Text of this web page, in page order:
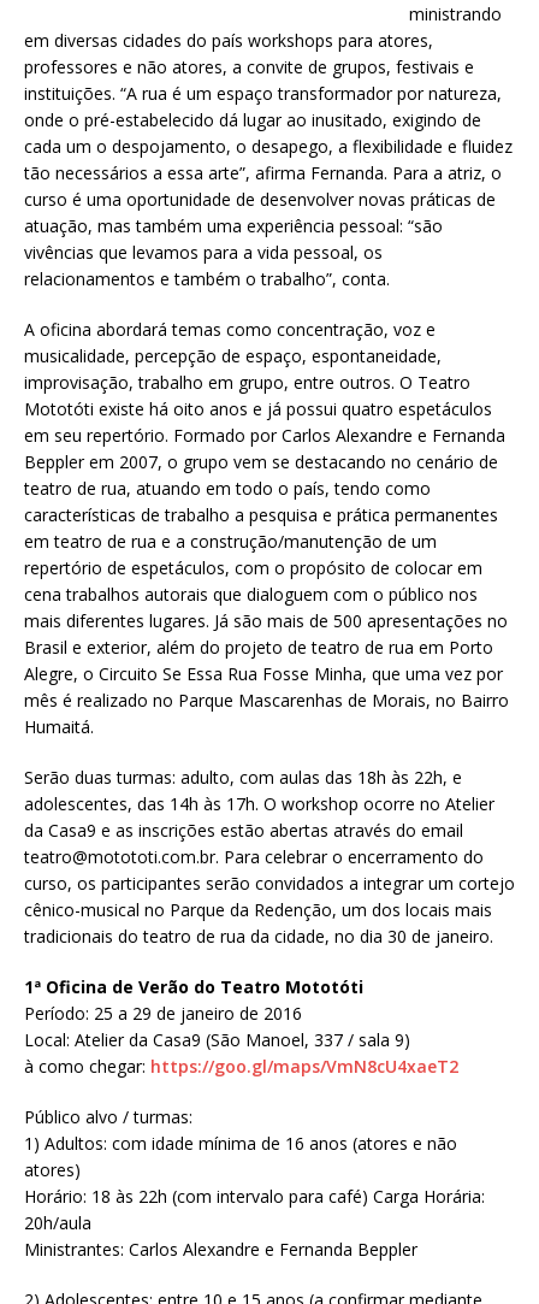
ministrando
em diversas cidades do país workshops para atores,
professores e não atores, a convite de grupos, festivais e
instituições. “A rua é um espaço transformador por natureza,
onde o pré-estabelecido dá lugar ao inusitado, exigindo de
cada um o despojamento, o desapego, a flexibilidade e fluidez
tão necessários a essa arte”, afirma Fernanda. Para a atriz, o
curso é uma oportunidade de desenvolver novas práticas de
atuação, mas também uma experiência pessoal: “são
vivências que levamos para a vida pessoal, os
relacionamentos e também o trabalho”, conta.
A oficina abordará temas como concentração, voz e
musicalidade, percepção de espaço, espontaneidade,
improvisação, trabalho em grupo, entre outros. O Teatro
Mototóti existe há oito anos e já possui quatro espetáculos
em seu repertório. Formado por Carlos Alexandre e Fernanda
Beppler em 2007, o grupo vem se destacando no cenário de
teatro de rua, atuando em todo o país, tendo como
características de trabalho a pesquisa e prática permanentes
em teatro de rua e a construção/manutenção de um
repertório de espetáculos, com o propósito de colocar em
cena trabalhos autorais que dialoguem com o público nos
mais diferentes lugares. Já são mais de 500 apresentações no
Brasil e exterior, além do projeto de teatro de rua em Porto
Alegre, o Circuito Se Essa Rua Fosse Minha, que uma vez por
mês é realizado no Parque Mascarenhas de Morais, no Bairro
Humaitá.
Serão duas turmas: adulto, com aulas das 18h às 22h, e
adolescentes, das 14h às 17h. O workshop ocorre no Atelier
da Casa9 e as inscrições estão abertas através do email
teatro@motototi.com.br. Para celebrar o encerramento do
curso, os participantes serão convidados a integrar um cortejo
cênico-musical no Parque da Redenção, um dos locais mais
tradicionais do teatro de rua da cidade, no dia 30 de janeiro.
1ª Oficina de Verão do Teatro Mototóti
Período: 25 a 29 de janeiro de 2016
Local: Atelier da Casa9 (São Manoel, 337 / sala 9)
à como chegar: https://goo.gl/maps/VmN8cU4xaeT2
Público alvo / turmas:
1) Adultos: com idade mínima de 16 anos (atores e não
atores)
Horário: 18 às 22h (com intervalo para café) Carga Horária:
20h/aula
Ministrantes: Carlos Alexandre e Fernanda Beppler